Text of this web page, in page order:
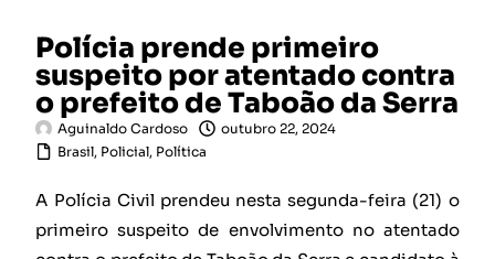
Polícia prende primeiro
suspeito por atentado contra
o prefeito de Taboão da Serra
Aguinaldo Cardoso
outubro 22, 2024
Brasil, Policial, Política
A Polícia Civil prendeu nesta segunda-feira (21) o
primeiro suspeito de envolvimento no atentado